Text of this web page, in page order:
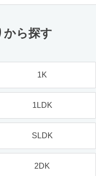
から探す
1K
1LDK
SLDK
2DK